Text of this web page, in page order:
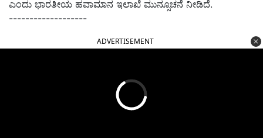
ಎಂದು ಭಾರತೀಯ ಹವಾಮಾನ ಇಲಾಖೆ ಮುನ್ಸೂಚನೆ ನೀಡಿದೆ.
-------------------
ADVERTISEMENT